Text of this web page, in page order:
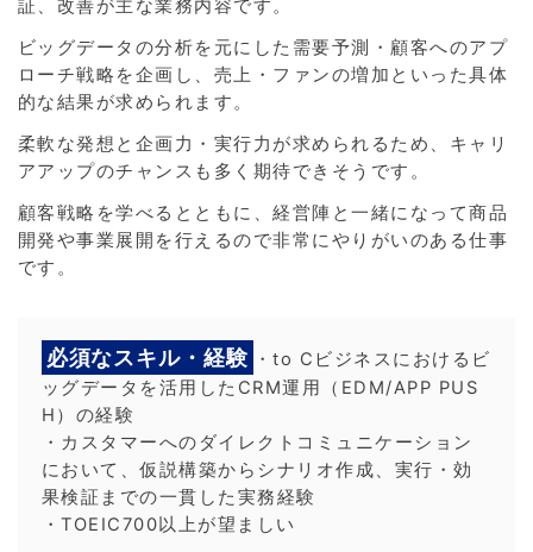
証、改善が主な業務内容です。
ビッグデータの分析を元にした需要予測・顧客へのアプ
ローチ戦略を企画し、売上・ファンの増加といった具体
的な結果が求められます。
柔軟な発想と企画力・実行力が求められるため、キャリ
アアップのチャンスも多く期待できそうです。
顧客戦略を学べるとともに、経営陣と一緒になって商品
開発や事業展開を行えるので非常にやりがいのある仕事
です。
必須なスキル・経験
・to Cビジネスにおけるビ
ッグデータを活用したCRM運用（EDM/APP PUS
H）の経験
・カスタマーへのダイレクトコミュニケーション
において、仮説構築からシナリオ作成、実行・効
果検証までの一貫した実務経験
・TOEIC700以上が望ましい